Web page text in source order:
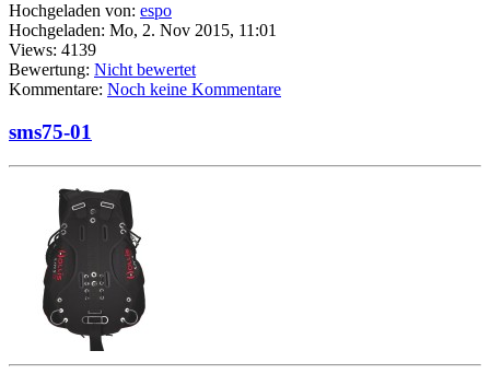
Hochgeladen von: espo
Hochgeladen: Mo, 2. Nov 2015, 11:01
Views: 4139
Bewertung: Nicht bewertet
Kommentare: Noch keine Kommentare
sms75-01